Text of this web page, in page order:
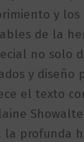
y los
de la
no solo
y diseño
el texto
la profunda